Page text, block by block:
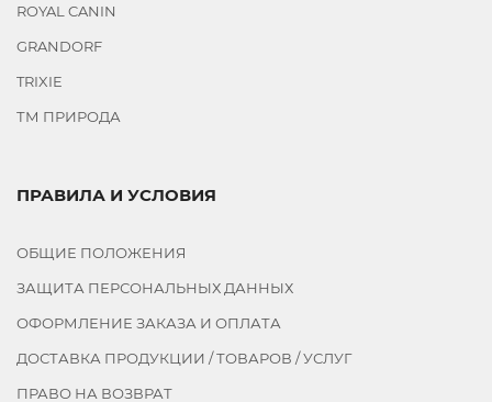
ROYAL CANIN
GRANDORF
TRIXIE
ТМ ПРИРОДА
ПРАВИЛА И УСЛОВИЯ
ОБЩИЕ ПОЛОЖЕНИЯ
ЗАЩИТА ПЕРСОНАЛЬНЫХ ДАННЫХ
ОФОРМЛЕНИЕ ЗАКАЗА И ОПЛАТА
ДОСТАВКА ПРОДУКЦИИ / ТОВАРОВ / УСЛУГ
ПРАВО НА ВОЗВРАТ